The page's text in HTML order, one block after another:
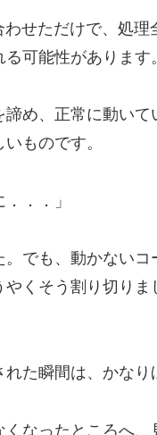
せただけで、処
可能性があります。
め、正常に動い
ものです。
．．」
。でも、動かない
くそう割り切りま
た瞬間は、かなり
なったところへ